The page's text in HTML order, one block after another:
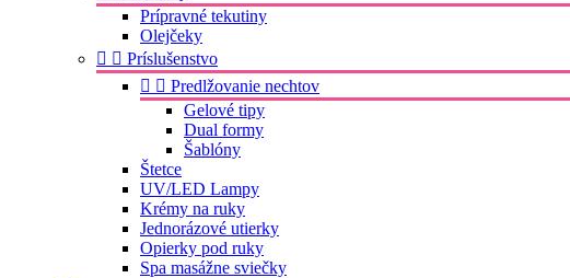
Prípravné tekutiny
Olejčeky
  Príslušenstvo
  Predlžovanie nechtov
Gelové tipy
Dual formy
Šablóny
Štetce
UV/LED Lampy
Krémy na ruky
Jednorázové utierky
Opierky pod ruky
Spa masážne sviečky